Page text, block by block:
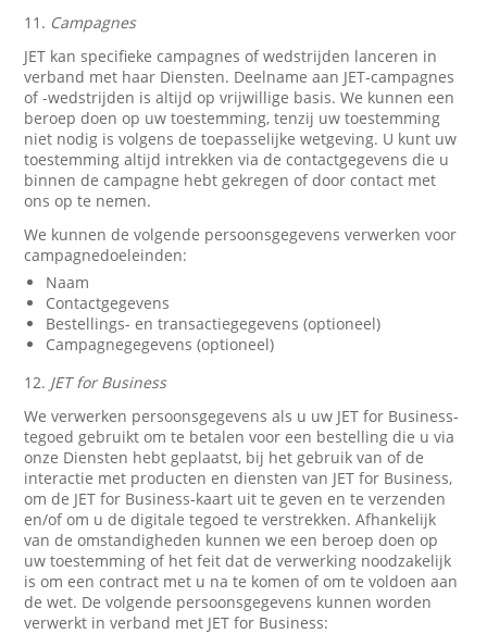
11. Campagnes
JET kan specifieke campagnes of wedstrijden lanceren in
verband met haar Diensten. Deelname aan JET-campagnes
of -wedstrijden is altijd op vrijwillige basis. We kunnen een
beroep doen op uw toestemming, tenzij uw toestemming
niet nodig is volgens de toepasselijke wetgeving. U kunt uw
toestemming altijd intrekken via de contactgegevens die u
binnen de campagne hebt gekregen of door contact met
ons op te nemen.
We kunnen de volgende persoonsgegevens verwerken voor
campagnedoeleinden:
Naam
Contactgegevens
Bestellings- en transactiegegevens (optioneel)
Campagnegegevens (optioneel)
12. JET for Business
We verwerken persoonsgegevens als u uw JET for Business-
tegoed gebruikt om te betalen voor een bestelling die u via
onze Diensten hebt geplaatst, bij het gebruik van of de
interactie met producten en diensten van JET for Business,
om de JET for Business-kaart uit te geven en te verzenden
en/of om u de digitale tegoed te verstrekken. Afhankelijk
van de omstandigheden kunnen we een beroep doen op
uw toestemming of het feit dat de verwerking noodzakelijk
is om een contract met u na te komen of om te voldoen aan
de wet. De volgende persoonsgegevens kunnen worden
verwerkt in verband met JET for Business: